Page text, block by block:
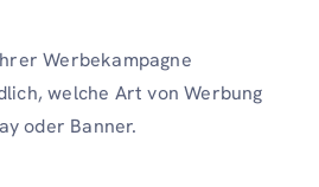
Werbekampagne
welche Art von Werbung
oder Banner.